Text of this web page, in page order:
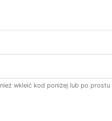
wkleić kod poniżej lub po prostu